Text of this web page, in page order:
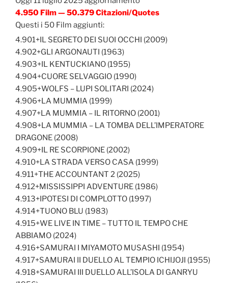
4.950 Film — 50.379 Citazioni/Quotes
Questi i 50 Film aggiunti:
4.901+IL SEGRETO DEI SUOI OCCHI (2009)
4.902+GLI ARGONAUTI (1963)
4.903+IL KENTUCKIANO (1955)
4.904+CUORE SELVAGGIO (1990)
4.905+WOLFS – LUPI SOLITARI (2024)
4.906+LA MUMMIA (1999)
4.907+LA MUMMIA – IL RITORNO (2001)
4.908+LA MUMMIA – LA TOMBA DELL’IMPERATORE
DRAGONE (2008)
4.909+IL RE SCORPIONE (2002)
4.910+LA STRADA VERSO CASA (1999)
4.911+THE ACCOUNTANT 2 (2025)
4.912+MISSISSIPPI ADVENTURE (1986)
4.913+IPOTESI DI COMPLOTTO (1997)
4.914+TUONO BLU (1983)
4.915+WE LIVE IN TIME – TUTTO IL TEMPO CHE
ABBIAMO (2024)
4.916+SAMURAI I MIYAMOTO MUSASHI (1954)
4.917+SAMURAI II DUELLO AL TEMPIO ICHIJOJI (1955)
4.918+SAMURAI III DUELLO ALL’ISOLA DI GANRYU